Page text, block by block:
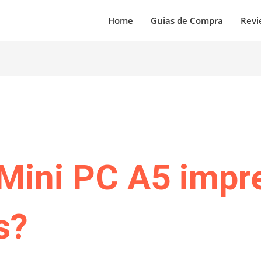
Home Guias de Compra
PC A5